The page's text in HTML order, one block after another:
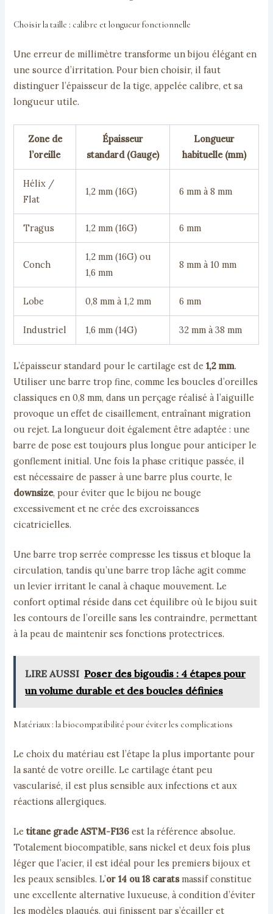
Choisir la taille : calibre et longueur fonctionnelle
Une erreur de millimètre transforme un bijou élégant en
une source d’irritation. Pour bien choisir, il faut
distinguer l’épaisseur de la tige, appelée calibre, et sa
longueur utile.
Zone de
l’oreille
Épaisseur
standard (Gauge)
Longueur
habituelle (mm)
Hélix /
Flat
1,2 mm (16G) 6 mm à 8 mm
Tragus 1,2 mm (16G) 6 mm
Conch
1,2 mm (16G) ou
1,6 mm
8 mm à 10 mm
Lobe 0,8 mm à 1,2 mm 6 mm
Industriel 1,6 mm (14G) 32 mm à 38 mm
L’épaisseur standard pour le cartilage est de1,2 mm.
Utiliser une barre trop fine, comme les boucles d’oreilles
classiques en 0,8 mm, dans un perçage réalisé à l’aiguille
provoque un effet de cisaillement, entraînant migration
ou rejet. La longueur doit également être adaptée : une
barre de pose est toujours plus longue pour anticiper le
gonflement initial. Une fois la phase critique passée, il
est nécessaire de passer à une barre plus courte, le
downsize, pour éviter que le bijou ne bouge
excessivement et ne crée des excroissances
cicatricielles.
Une barre trop serrée compresse les tissus et bloque la
circulation, tandis qu’une barre trop lâche agit comme
un levier irritant le canal à chaque mouvement. Le
confort optimal réside dans cet équilibre où le bijou suit
les contours de l’oreille sans les contraindre, permettant
à la peau de maintenir ses fonctions protectrices.
LIRE AUSSI Poser des bigoudis : 4 étapes pour
un volume durable et des boucles définies
Matériaux : la biocompatibilité pour éviter les complications
Le choix du matériau est l’étape la plus importante pour
la santé de votre oreille. Le cartilage étant peu
vascularisé, il est plus sensible aux infections et aux
réactions allergiques.
Letitane grade ASTM-F136 est la référence absolue.
Totalement biocompatible, sans nickel et deux fois plus
léger que l’acier, il est idéal pour les premiers bijoux et
les peaux sensibles. L’or 14 ou 18 caratsmassif constitue
une excellente alternative luxueuse, à condition d’éviter
les modèles plaqués, qui finissent par s’écailler et